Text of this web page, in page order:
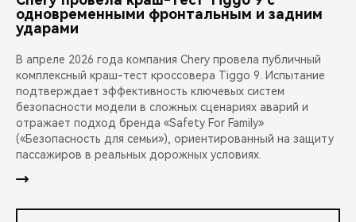
одновременными фронтальным и задним
ударами
В апреле 2026 года компания Chery провела публичный
комплексный краш-тест кроссовера Tiggo 9. Испытание
подтверждает эффективность ключевых систем
безопасности модели в сложных сценариях аварий и
отражает подход бренда «Safety For Family»
(«Безопасность для семьи»), ориентированный на защиту
пассажиров в реальных дорожных условиях.